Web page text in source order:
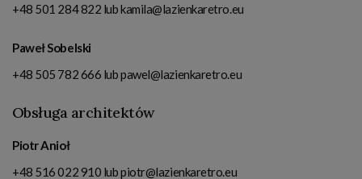
+48 501 284 822 lubkamila@lazienkaretro.eu
Paweł Sobelski
+48 505 782 666 lubpawel@lazienkaretro.eu
Obsługa architektów
Piotr Anioł
+48 516 022 910 lubpiotr@lazienkaretro.eu